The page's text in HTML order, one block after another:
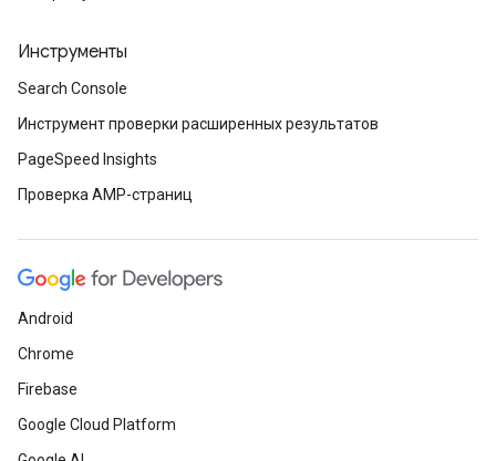
Инструменты
Search Console
Инструмент проверки расширенных результатов
PageSpeed Insights
Проверка AMP-страниц
Android
Chrome
Firebase
Google Cloud Platform